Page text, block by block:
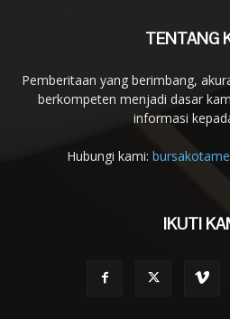
TENTANG
Pemberitaan yang berimbang,
berkompeten menjadi dasar
informasi
Hubungi kami:
IKUTI